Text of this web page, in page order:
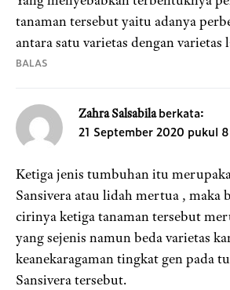
tanaman tersebut yaitu adanya
antara satu varietas dengan varietas
BALAS
Zahra Salsabila berkata:
21 September 2020 pukul
Ketiga jenis tumbuhan itu
Sansivera atau lidah mertua , maka
cirinya ketiga tanaman tersebut
yang sejenis namun beda varietas
keanekaragaman tingkat gen pada
Sansivera tersebut.